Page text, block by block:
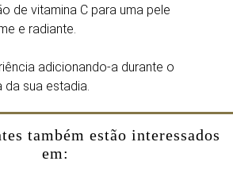
de vitamina C para uma pele
e radiante.
adicionando-a durante o
sua estadia.
também estão interessados
em: